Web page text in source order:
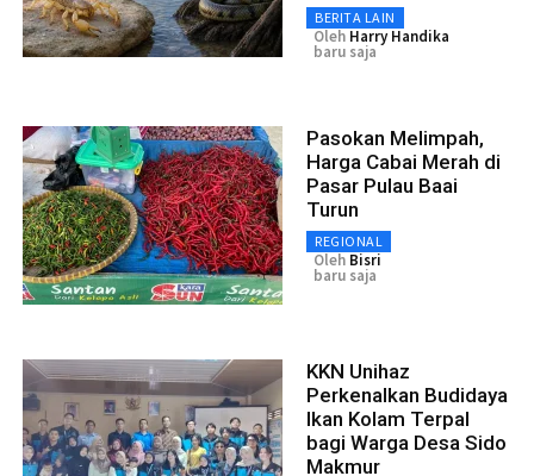
BERITA LAIN
Oleh Harry Handika
baru saja
Pasokan Melimpah,
Harga Cabai Merah di
Pasar Pulau Baai
Turun
REGIONAL
Oleh Bisri
baru saja
KKN Unihaz
Perkenalkan Budidaya
Ikan Kolam Terpal
bagi Warga Desa Sido
Makmur